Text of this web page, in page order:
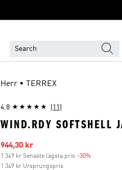
Herr • TERREX
4.8 (11)
WIND.RDY SOFTSHELL
Reapris
944,30 kr
1 349 kr Senaste lägsta pris -30%
1 349 kr Ursprungspris